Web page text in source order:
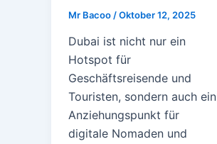
Mr Bacoo /Oktober 12, 2025
Dubai ist nicht nur ein
Hotspot für
Geschäftsreisende und
Touristen, sondern auch ein
Anziehungspunkt für
digitale Nomaden und